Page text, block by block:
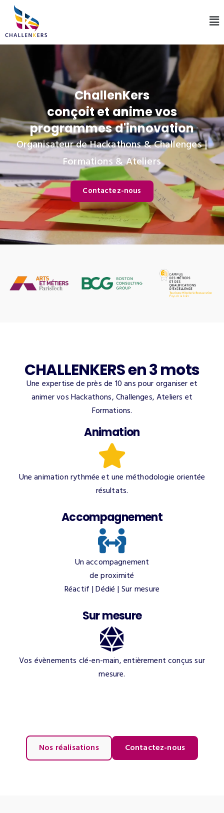
ChallenKers
conçoit et anime vos
programmes d'innovation
Organisateur de Hackathons & Challenges |
Formations & Ateliers
Contactez-nous
CHALLENKERS en 3 mots
Une expertise de près de 10 ans pour organiser et
animer vos Hackathons, Challenges, Ateliers et
Formations.
Animation
Une animation rythmée et une méthodologie orientée
résultats.
Accompagnement
Un accompagnement
de proximité
Réactif | Dédié | Sur mesure
Sur mesure
Vos évènements clé-en-main, entièrement conçus sur
mesure.
Nos réalisations Contactez-nous